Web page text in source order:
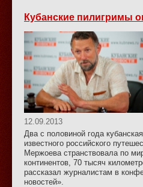
Кубанские пилигримы
12.09.2013
Два с половиной года
известного российского
Мержоева странствовала по
континентов, 70 тысяч
рассказал журналистам в
новостей».